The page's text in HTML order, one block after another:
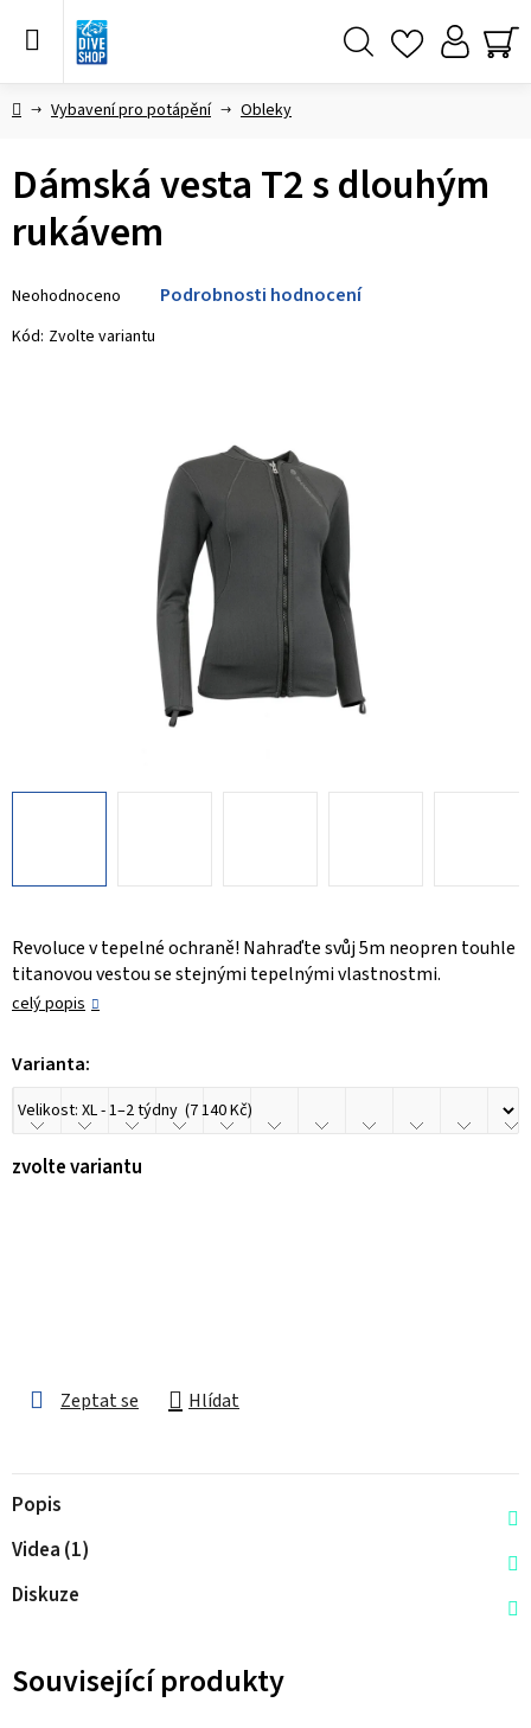
DomůVybavení pro potápění Obleky
Revoluce v tepelné ochraně! Nahraďte svůj 5m neopren touhle
titanovou vestou se stejnými tepelnými vlastnostmi.
celý popis
Varianta:
zvolte variantu
Zeptat se Hlídat
Dámská vesta T2 s dlouhým
rukávem
hodnocení
produktu
Neohodnoceno Podrobnosti hodnocení
Kód: Zvolte variantu
Popis
Videa (1)
Diskuze
Související produkty